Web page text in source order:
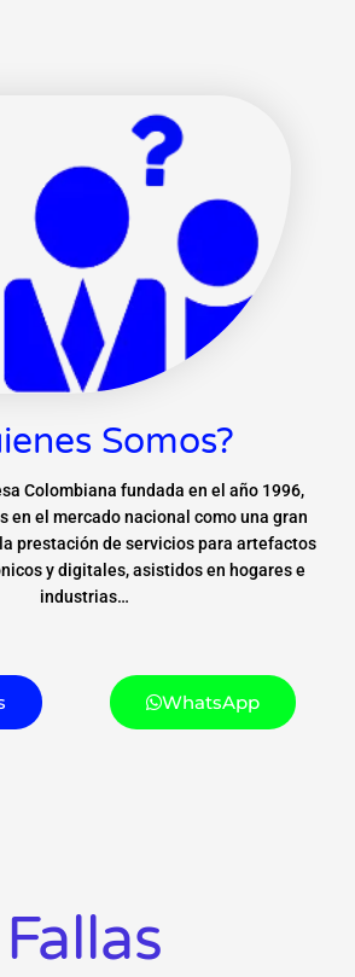
Somos?
Colombiana fundada en el año 1996,
en el mercado nacional como una gran
prestación de servicios para artefactos
y digitales, asistidos en hogares e
industrias…
WhatsApp
Fallas